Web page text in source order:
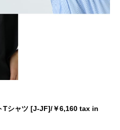
Tシャツ [J-JF]/￥6,160 tax in